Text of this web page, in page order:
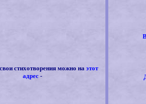
стихотворения можно на этот
адрес -